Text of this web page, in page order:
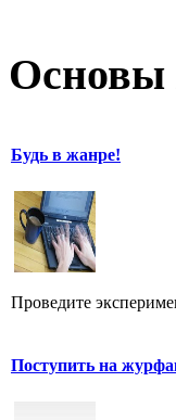
Основы
Будь в жанре!
Проведите
Поступить на